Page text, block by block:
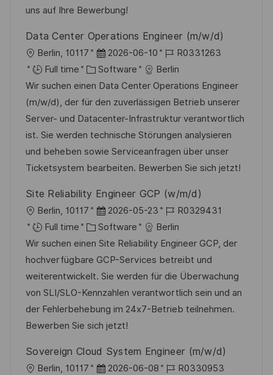
e
uns auf Ihre Bewerbung!
Data Center Operations Engineer (m/w/d)
L
o
c
a
t
i
o
n
Berlin, 10117
P
o
s
t
e
d
D
a
e
2026-06-10
J
o
b
I
d
R0331263
Full time
C
a
t
e
g
o
r
Software
Berlin
Wir suchen einen Data Center Operations Engineer
(m/w/d), der für den zuverlässigen Betrieb unserer
Server- und Datacenter-Infrastruktur verantwortlich
ist. Sie werden technische Störungen analysieren
und beheben sowie Serviceanfragen über unser
Ticketsystem bearbeiten. Bewerben Sie sich jetzt!
Site Reliability Engineer GCP (w/m/d)
L
o
c
a
t
i
o
n
Berlin, 10117
P
o
s
t
e
d
D
a
e
2026-05-23
J
o
b
I
d
R0329431
Full time
C
a
t
e
g
o
r
Software
Berlin
Wir suchen einen Site Reliability Engineer GCP, der
hochverfügbare GCP-Services betreibt und
weiterentwickelt. Sie werden für die Überwachung
von SLI/SLO-Kennzahlen verantwortlich sein und an
der Fehlerbehebung im 24x7-Betrieb teilnehmen.
Bewerben Sie sich jetzt!
Sovereign Cloud System Engineer (m/w/d)
L
Berlin, 10117
P 2026-06-08
J
R0330953